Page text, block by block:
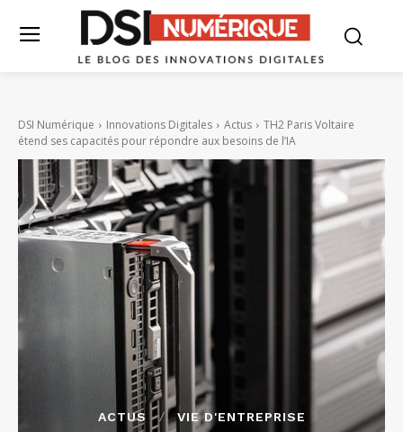
DSI Numérique Innovations Digitales Actus
TH2 Paris Voltaire
étend ses capacités pour répondre aux besoins de l’IA
ACTUS VIE D'ENTREPRISE